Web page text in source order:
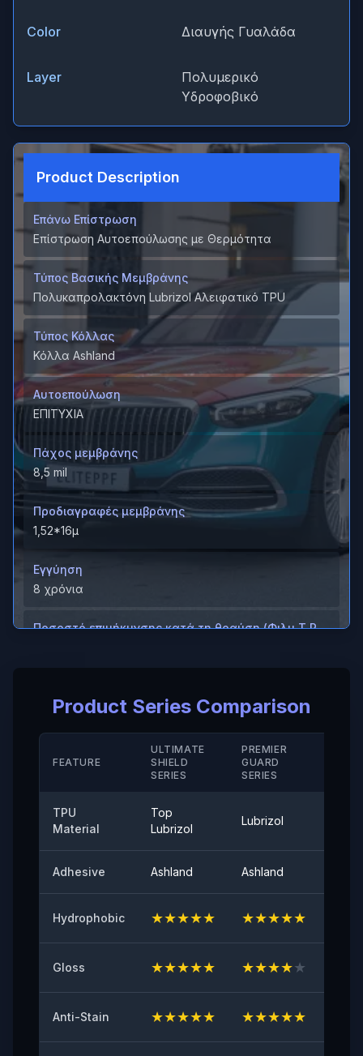
Color Διαυγής Γυαλάδα
Layer
Πολυμερικό
Υδροφοβικό
Product Description
Επάνω Επίστρωση
Επίστρωση Αυτοεπούλωσης με Θερμότητα
Τύπος Βασικής Μεμβράνης
Πολυκαπρολακτόνη Lubrizol Αλειφατικό TPU
Τύπος Κόλλας
Κόλλα Ashland
Αυτοεπούλωση
ΕΠΙΤΥΧΙΑ
Πάχος μεμβράνης
8,5 mil
Προδιαγραφές μεμβράνης
1,52*16μ
Εγγύηση
8 χρόνια
Ποσοστό επιμήκυνσης κατά τη θραύση (Φιλμ T P
Ποσοστό επιμήκυνσης κατά τη θραύση (Σκληρή
＞280（%）
Αντοχή στη Θερμοκρασία
Αντοχή στην Αποκόλληση
≤0,35 (N/25mm)
Γυαλάδα επιφάνειας 60°
≥8（N/25mm）
Αντίσταση στο κιτρίνισμα
Product Series Comparison
FEATURE
ULTIMATE
SHIELD
SERIES
PREMIER
GUARD
SERIES
TPU
Material
Top
Lubrizol
Lubrizol
Adhesive Ashland Ashland
Hydrophobic ★★★★★ ★★★★★
Gloss ★★★★★ ★★★★★
Anti-Stain ★★★★★ ★★★★★